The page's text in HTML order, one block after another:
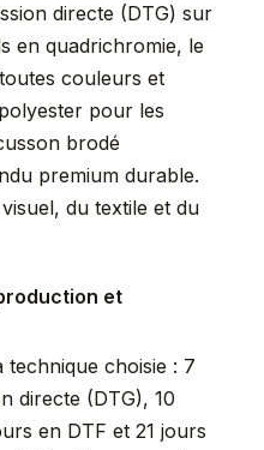
directe (DTG) sur
en quadrichromie, le
couleurs et
pour les
brodé
premium durable.
du textile et du
et
technique choisie : 7
directe (DTG), 10
en DTF et 21 jours